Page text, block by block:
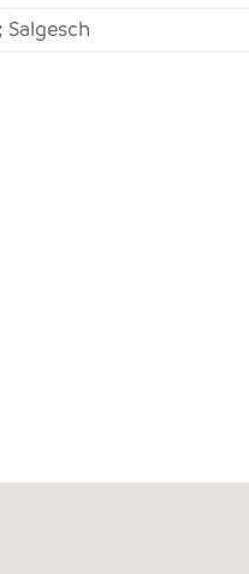
Salgesch